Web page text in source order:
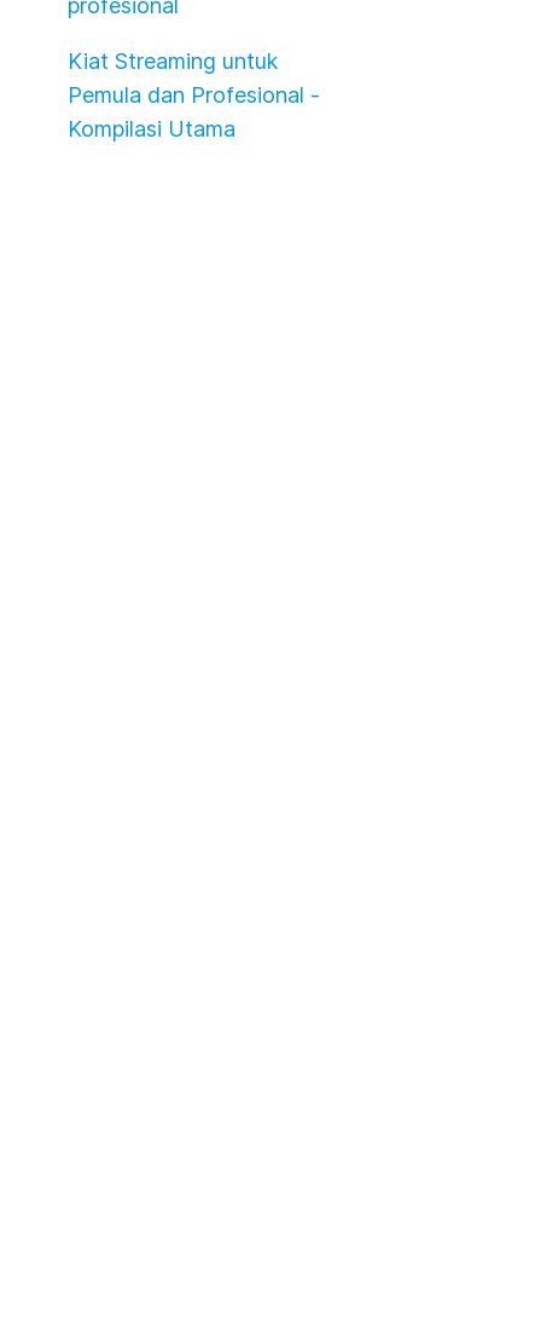
profesional
Kiat Streaming untuk
Pemula dan Profesional -
Kompilasi Utama